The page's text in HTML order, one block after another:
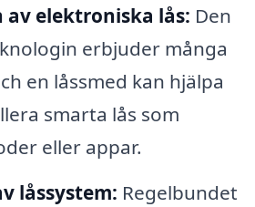
elektroniska lås: Den
erbjuder många
en låssmed kan hjälpa
smarta lås som
eller appar.
låssystem: Regelbundet